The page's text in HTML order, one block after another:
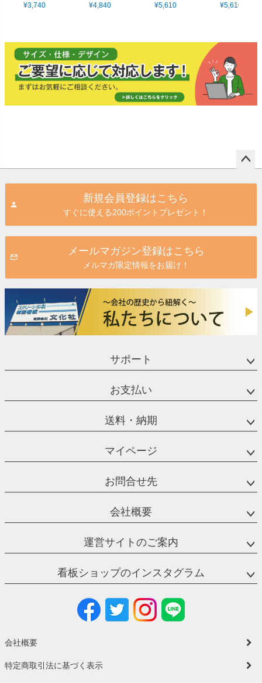
イズ(10cm×30cm)
¥3,740
イズ(20cm×60cm)
¥4,840
(30cm×90cm) 案内
¥5,610
へ」 大サイ
¥5,610
新規会員登録はこちら
すぐに使える200ポイントプレゼント！
メールマガジン登録はこちら
メルマガ限定情報をお届け！
サポート
お支払い
送料・納期
マイページ
お問合せ先
会社概要
運営サイトのご案内
看板ショップのインスタグラム
会社概要
特定商取引法に基づく表示